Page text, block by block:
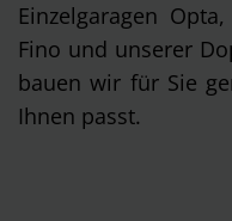
Einzelgaragen
Fino und unserer
bauen wir für Sie
Ihnen passt.